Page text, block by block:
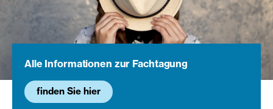
Alle Informationen zur Fachtagung
finden Sie hier